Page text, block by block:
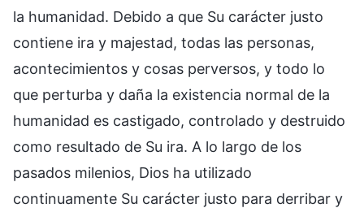
la humanidad. Debido a que Su carácter justo
contiene ira y majestad, todas las personas,
acontecimientos y cosas perversos, y todo lo
que perturba y daña la existencia normal de la
humanidad es castigado, controlado y destruido
como resultado de Su ira. A lo largo de los
pasados milenios, Dios ha utilizado
continuamente Su carácter justo para derribar y